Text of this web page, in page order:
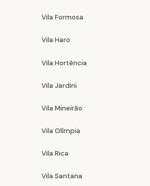
Vila Formosa
Vila Haro
Vila Hortência
Vila Jardini
Vila Mineirão
Vila Olímpia
Vila Rica
Vila Santana